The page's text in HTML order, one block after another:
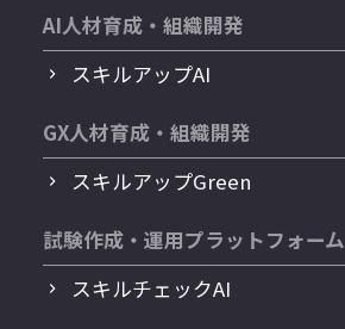
AI人材育成・組織開発
スキルアップAI
GX人材育成・組織開発
スキルアップGreen
試験作成・運用プラットフォーム
スキルチェックAI